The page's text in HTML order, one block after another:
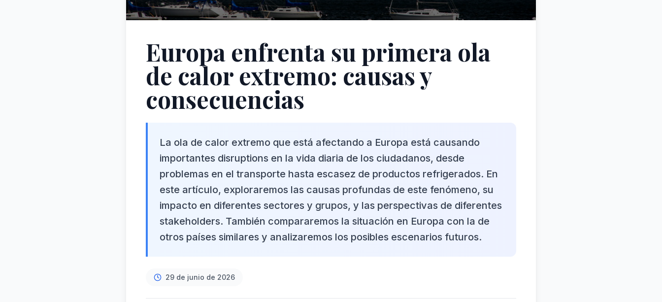
Europa enfrenta su primera ola
de calor extremo: causas y
consecuencias
La ola de calor extremo que está afectando a Europa está causando
importantes disruptions en la vida diaria de los ciudadanos, desde
problemas en el transporte hasta escasez de productos refrigerados. En
este artículo, exploraremos las causas profundas de este fenómeno, su
impacto en diferentes sectores y grupos, y las perspectivas de diferentes
stakeholders. También compararemos la situación en Europa con la de
otros países similares y analizaremos los posibles escenarios futuros.
29 de junio de 2026